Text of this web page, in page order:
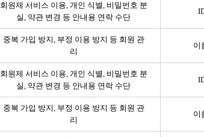
회원제 서비스 이용, 개인 식별, 비밀번호 분
실, 약관 변경 등 안내용 연락 수단
중복 가입 방지, 부정 이용 방지 등 회원 관
리
이
회원제 서비스 이용, 개인 식별, 비밀번호 분
실, 약관 변경 등 안내용 연락 수단
중복 가입 방지, 부정 이용 방지 등 회원 관
리
이